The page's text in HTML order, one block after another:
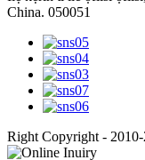
China. 050051
Right Copyright -